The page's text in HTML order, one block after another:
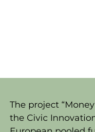
The project
the Civic